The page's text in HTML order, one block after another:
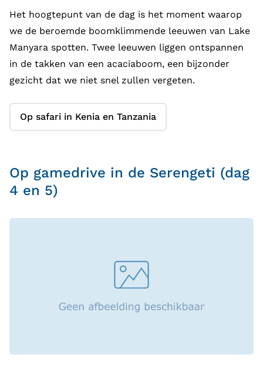
Het hoogtepunt van de dag is het moment waarop
we de beroemde boomklimmende leeuwen van Lake
Manyara spotten. Twee leeuwen liggen ontspannen
in de takken van een acaciaboom, een bijzonder
gezicht dat we niet snel zullen vergeten.
Op safari in Kenia en Tanzania
Op gamedrive in de Serengeti (dag
4 en 5)